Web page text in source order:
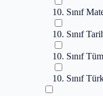
10. Sınıf
10. Sınıf
10. Sınıf
10. Sınıf